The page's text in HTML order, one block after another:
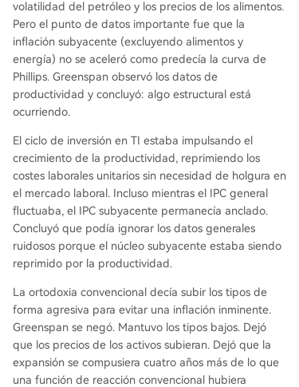
volatilidad del petróleo y los precios de los alimentos.
Pero el punto de datos importante fue que la
inflación subyacente (excluyendo alimentos y
energía) no se aceleró como predecía la curva de
Phillips. Greenspan observó los datos de
productividad y concluyó: algo estructural está
ocurriendo.
El ciclo de inversión en TI estaba impulsando el
crecimiento de la productividad, reprimiendo los
costes laborales unitarios sin necesidad de holgura en
el mercado laboral. Incluso mientras el IPC general
fluctuaba, el IPC subyacente permanecía anclado.
Concluyó que podía ignorar los datos generales
ruidosos porque el núcleo subyacente estaba siendo
reprimido por la productividad.
La ortodoxia convencional decía subir los tipos de
forma agresiva para evitar una inflación inminente.
Greenspan se negó. Mantuvo los tipos bajos. Dejó
que los precios de los activos subieran. Dejó que la
expansión se compusiera cuatro años más de lo que
una función de reacción convencional hubiera